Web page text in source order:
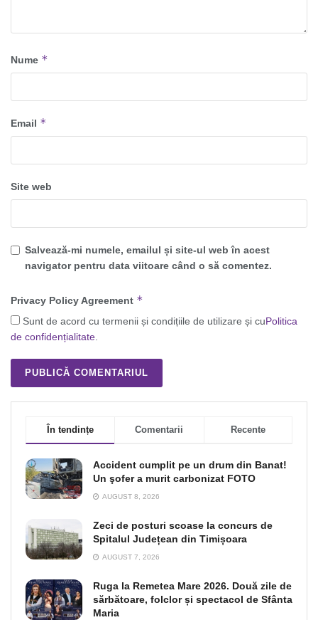
Nume *
Email *
Site web
Salvează-mi numele, emailul și site-ul web în acest
navigator pentru data viitoare când o să comentez.
Privacy Policy Agreement *
Sunt de acord cu termenii și condițiile de utilizare și cuPolitica
de confidențialitate
În tendințe Comentarii Recente
Accident cumplit pe un drum din Banat!
Un şofer a murit carbonizat FOTO
AUGUST 8, 2026
Zeci de posturi scoase la concurs de
Spitalul Județean din Timișoara
AUGUST 7, 2026
Ruga la Remetea Mare 2026. Două zile de
sărbătoare, folclor și spectacol de Sfânta
Maria